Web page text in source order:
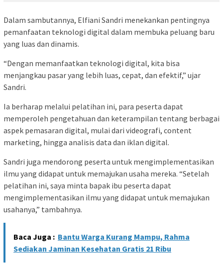
Dalam sambutannya, Elfiani Sandri menekankan pentingnya
pemanfaatan teknologi digital dalam membuka peluang baru
yang luas dan dinamis.
“Dengan memanfaatkan teknologi digital, kita bisa
menjangkau pasar yang lebih luas, cepat, dan efektif,” ujar
Sandri.
Ia berharap melalui pelatihan ini, para peserta dapat
memperoleh pengetahuan dan keterampilan tentang berbagai
aspek pemasaran digital, mulai dari videografi, content
marketing, hingga analisis data dan iklan digital.
Sandri juga mendorong peserta untuk mengimplementasikan
ilmu yang didapat untuk memajukan usaha mereka. “Setelah
pelatihan ini, saya minta bapak ibu peserta dapat
mengimplementasikan ilmu yang didapat untuk memajukan
usahanya,” tambahnya.
Baca Juga : Bantu Warga Kurang Mampu, Rahma
Sediakan Jaminan Kesehatan Gratis 21 Ribu